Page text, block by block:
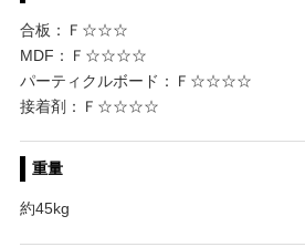
合板：Ｆ☆☆☆
MDF：Ｆ☆☆☆☆
パーティクルボード：Ｆ☆☆☆☆
接着剤：Ｆ☆☆☆☆
重量
約45kg